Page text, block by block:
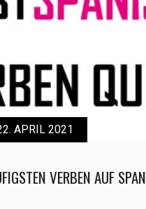
APRIL 2021
VERBEN AUF